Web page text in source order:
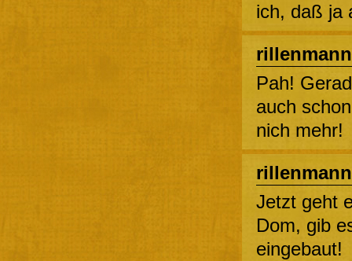
ich, daß ja
Pah!
auch
nich mehr!
Jetzt geht
Dom, gib
eingebaut!